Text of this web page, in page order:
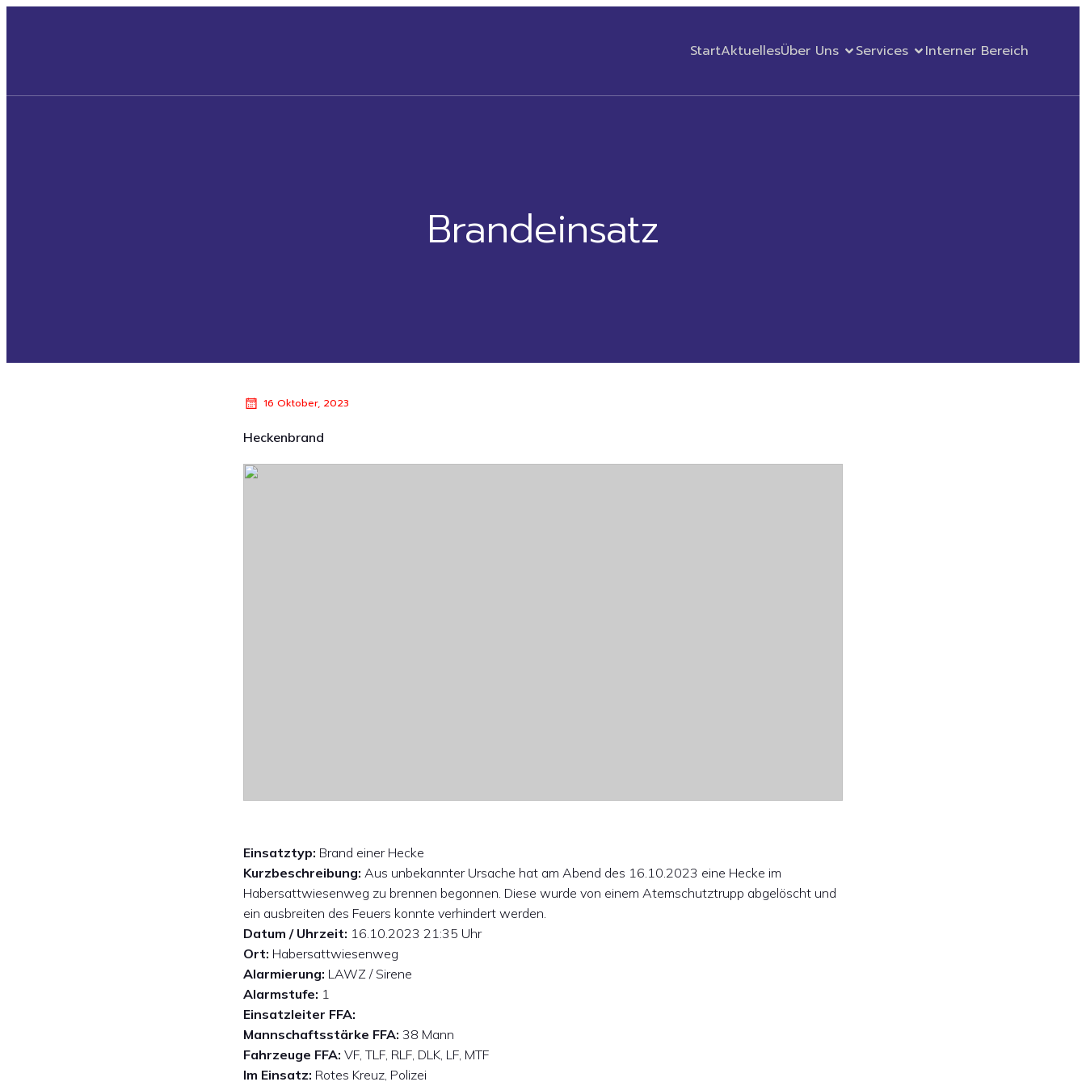
StartAktuellesÜber Uns Services Interner Bereich
Brandeinsatz
16 Oktober, 2023
Heckenbrand
Einsatztyp: Brand einer Hecke
Kurzbeschreibung: Aus unbekannter Ursache hat am Abend des 16.10.2023 eine Hecke im
Habersattwiesenweg zu brennen begonnen. Diese wurde von einem Atemschutztrupp abgelöscht und
ein ausbreiten des Feuers konnte verhindert werden.
Datum / Uhrzeit: 16.10.2023 21:35 Uhr
Ort: Habersattwiesenweg
Alarmierung: LAWZ / Sirene
Alarmstufe: 1
Einsatzleiter FFA:
Mannschaftsstärke FFA: 38 Mann
Fahrzeuge FFA: VF, TLF, RLF, DLK, LF, MTF
Im Einsatz: Rotes Kreuz, Polizei